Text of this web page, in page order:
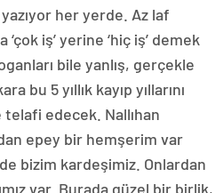
yazıyor her yerde. Az laf
iş’ yerine ‘hiç iş’ demek
bile yanlış, gerçekle
bu 5 yıllık kayıp yıllarını
edecek. Nallıhan
epey bir hemşerim var
bizim kardeşimiz. Onlardan
var. Burada güzel bir birlik,